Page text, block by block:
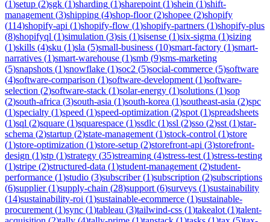
(1)setup (2)sgk (1)sharding (1)sharepoint (1)shein (1)shift-
management (3)shipping (4)shop-floor(2)shopee (2)shopify
(114)shopify-api (1)shopify-flow (1)shopify-partners (1)shopify-plus
(8)shopifyql (1)simulation (3)sis (1)sisense (1)six-sigma (1)sizing
(1)skills (4)sku (1)sla (5)small-business (10)smart-factory (1)smart-
narratives (1)smart-warehouse (1)smb (9)sms-marketing
(5)snapshots (1)snowflake (1)soc2 (5)social-commerce (5)software
(4)software-comparison (1)software-development (1)software-
selection (2)software-stack (1)solar-energy (1)solutions (1)sop
(2)south-africa (3)south-asia (1)south-korea (1)southeast-asia (2)spc
(1)specialty (1)speed (1)speed-optimization (2)spot (1)spreadsheets
(1)sql (2)square (1)squarespace (1)ssdlc (1)ssl (2)sso (2)sst (1)star-
schema (2)startup (2)state-management (1)stock-control (1)store
(1)store-optimization (1)store-setup (2)storefront-api (3)storefront-
design (1)stp (1)strategy (35)streaming (4)stress-test (1)stress-testing
(1)stripe (2)structured-data (1)student-management (2)student-
performance (1)studio (3)subscriber(1)subscription (2)subscriptions
(6)supplier(1)supply-chain (28)support (6)surveys (1)sustainability
(14)sustainability-roi (1)sustainable-ecommerce (1)sustainable-
procurement (1)sync (1)tableau (3)tailwind-css (1)takealot (1)talent-